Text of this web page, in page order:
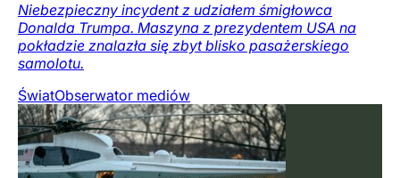
Niebezpieczny incydent z udziałem śmigłowca
Donalda Trumpa. Maszyna z prezydentem USA na
pokładzie znalazła się zbyt blisko pasażerskiego
samolotu.
ŚwiatObserwator mediów